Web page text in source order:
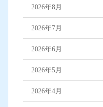
2026年8月
2026年7月
2026年6月
2026年5月
2026年4月